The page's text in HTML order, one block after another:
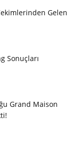
Gelen
Sonuçları
Grand Maison